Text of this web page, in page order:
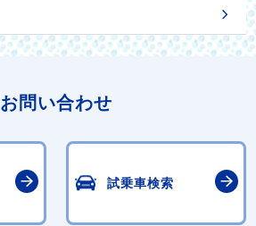
お問い合わせ
試乗車検索